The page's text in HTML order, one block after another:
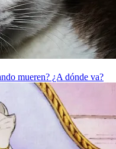
mueren? ¿A dónde va?